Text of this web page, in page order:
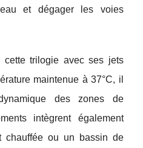
et dégager les voies
cette trilogie avec ses jets
maintenue à 37°C, il
des zones de
intègrent également
chauffée ou un bassin de